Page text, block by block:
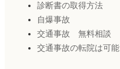
診断書の取得方法
自爆事故
交通事故 無料相談
交通事故の転院は可能